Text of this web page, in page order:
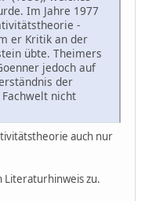
Im Jahre 1977
-
er Kritik an der
übte. Theimers
jedoch auf
der
nicht
auch nur
zu.